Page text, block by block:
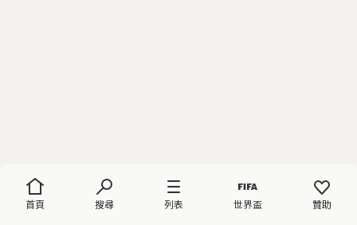
首頁 搜尋 列表 世界盃 贊助